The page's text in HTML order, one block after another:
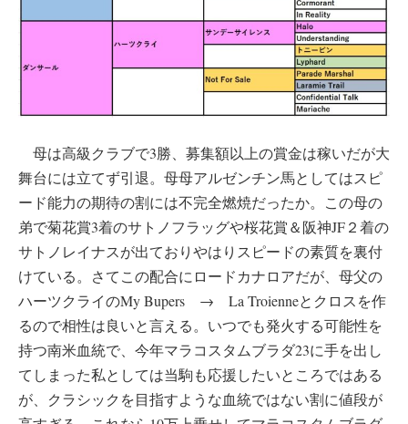
母は高級クラブで3勝、募集額以上の賞金は稼いだが大
舞台には立てず引退。母母アルゼンチン馬としてはスピ
ード能力の期待の割には不完全燃焼だったか。この母の
弟で菊花賞3着のサトノフラッグや桜花賞＆阪神JF２着の
サトノレイナスが出ておりやはりスピードの素質を裏付
けている。さてこの配合にロードカナロアだが、母父の
ハーツクライのMy Bupers → La Troienneとクロスを作
るので相性は良いと言える。いつでも発火する可能性を
持つ南米血統で、今年マラコスタムブラダ23に手を出し
てしまった私としては当駒も応援したいところではある
が、クラシックを目指すような血統ではない割に値段が